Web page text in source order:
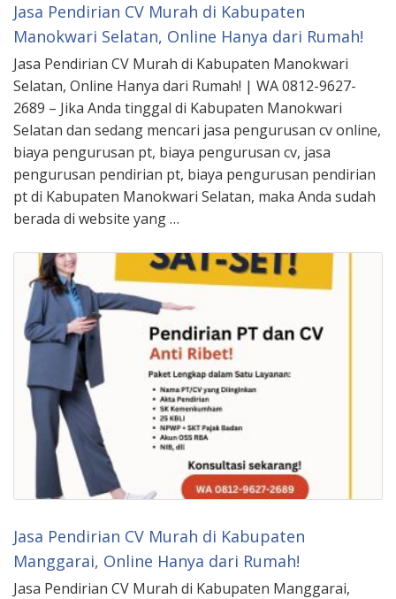
Jasa Pendirian CV Murah di Kabupaten
Manokwari Selatan, Online Hanya dari Rumah!
Jasa Pendirian CV Murah di Kabupaten Manokwari
Selatan, Online Hanya dari Rumah! | WA 0812-9627-
2689 – Jika Anda tinggal di Kabupaten Manokwari
Selatan dan sedang mencari jasa pengurusan cv online,
biaya pengurusan pt, biaya pengurusan cv, jasa
pengurusan pendirian pt, biaya pengurusan pendirian
pt di Kabupaten Manokwari Selatan, maka Anda sudah
berada di website yang …
Jasa Pendirian CV Murah di Kabupaten
Manggarai, Online Hanya dari Rumah!
Jasa Pendirian CV Murah di Kabupaten Manggarai,